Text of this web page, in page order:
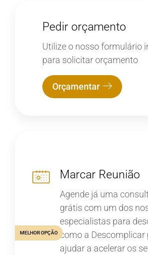
Pedir orçamento
Utilize o nosso formulário
para solicitar orçamento
Orçamentar
Marcar Reunião
Agende já uma
grátis com um dos
especialistas para
como a Descomplicar
ajudar a acelerar os
MELHOR OPÇÃO